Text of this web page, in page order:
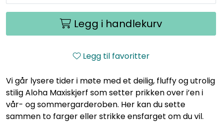
Legg i handlekurv
Legg til favoritter
Vi går lysere tider i møte med et deilig, fluffy og utrolig
stilig Aloha Maxiskjerf som setter prikken over i’en i
vår- og sommergarderoben. Her kan du sette
sammen to farger eller strikke ensfarget om du vil.